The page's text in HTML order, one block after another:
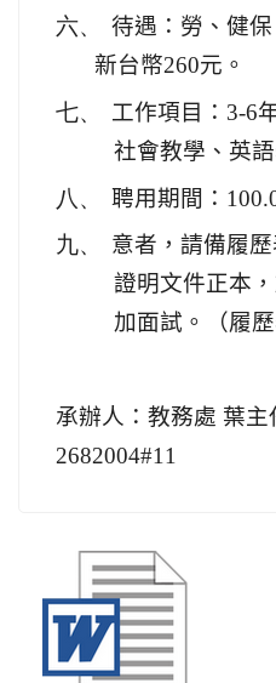
六、
待遇：勞、健
新台幣260元。
七、
工作項目： 3-6
社會教學、英
八、
聘用期間：
九、
意者，請備履
證明文件正本
加面試。（履
承辦人：教務處 葉主
2682004#11